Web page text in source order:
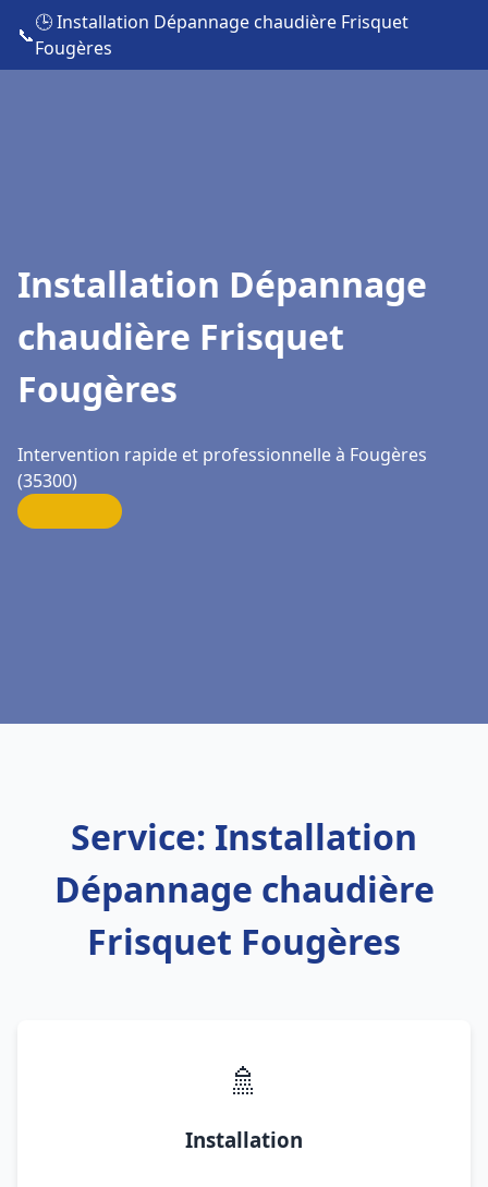
📞
🕒 Installation Dépannage chaudière Frisquet
Fougères
Installation Dépannage
chaudière Frisquet
Fougères
Intervention rapide et professionnelle à Fougères
(35300)
Service: Installation
Dépannage chaudière
Frisquet Fougères
🚿
Installation